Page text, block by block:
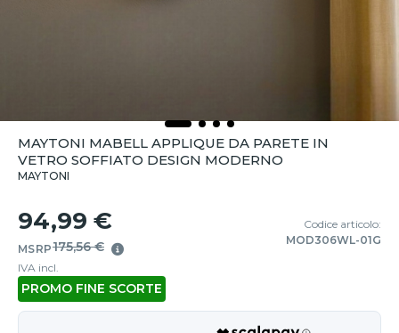
MAYTONI MABELL APPLIQUE DA PARETE IN
VETRO SOFFIATO DESIGN MODERNO
MAYTONI
94,99 €
MSRP175,56 €
IVA incl.
PROMO FINE SCORTE
Codice articolo:
MOD306WL-01G